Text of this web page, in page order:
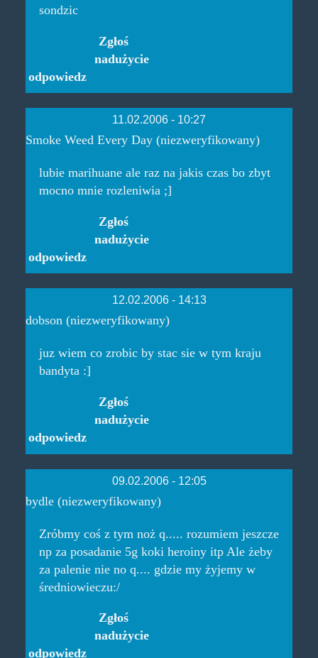
sondzic
odpowiedz
Zgłoś
nadużycie
11.02.2006 - 10:27
Smoke Weed Every Day (niezweryfikowany)
lubie marihuane ale raz na jakis czas bo zbyt
mocno mnie rozleniwia ;]
odpowiedz
Zgłoś
nadużycie
12.02.2006 - 14:13
dobson (niezweryfikowany)
juz wiem co zrobic by stac sie w tym kraju
bandyta :]
odpowiedz
Zgłoś
nadużycie
09.02.2006 - 12:05
bydle (niezweryfikowany)
Zróbmy coś z tym noż q..... rozumiem jeszcze
np za posadanie 5g koki heroiny itp Ale żeby
za palenie nie no q.... gdzie my żyjemy w
średniowieczu:/
odpowiedz
Zgłoś
nadużycie